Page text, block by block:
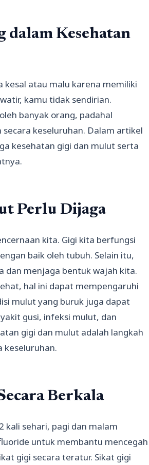
dalam Kesehatan
kesal atau malu karena memiliki
kamu tidak sendirian.
banyak orang, padahal
keseluruhan. Dalam artikel
kesehatan gigi dan mulut serta
Perlu Dijaga
kita. Gigi kita berfungsi
baik oleh tubuh. Selain itu,
dan menjaga bentuk wajah kita.
hal ini dapat mempengaruhi
mulut yang buruk juga dapat
gusi, infeksi mulut, dan
gigi dan mulut adalah langkah
keseluruhan.
Berkala
kali sehari, pagi dan malam
untuk membantu mencegah
gigi secara teratur. Sikat gigi